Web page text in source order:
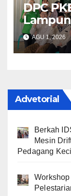
DPC
yang
AGU 1, 2026
Advetorial
Berkah
Mesin
Pedagang